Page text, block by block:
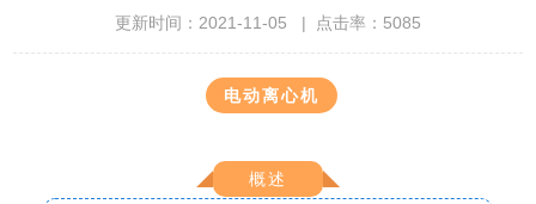
更新时间：2021-11-05 | 点击率：5085
电动离心机
概述